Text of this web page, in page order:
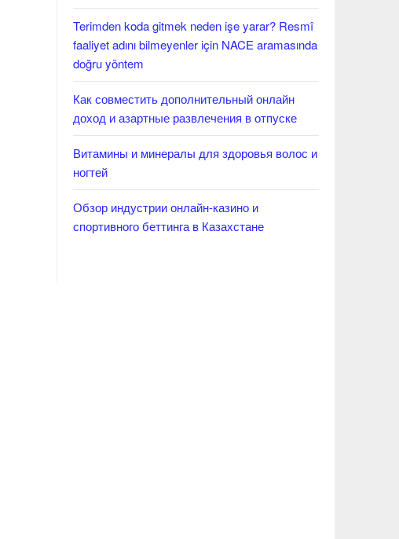
Terimden koda gitmek neden işe yarar? Resmî
faaliyet adını bilmeyenler için NACE aramasında
doğru yöntem
Как совместить дополнительный онлайн
доход и азартные развлечения в отпуске
Витамины и минералы для здоровья волос и
ногтей
Обзор индустрии онлайн-казино и
спортивного беттинга в Казахстане